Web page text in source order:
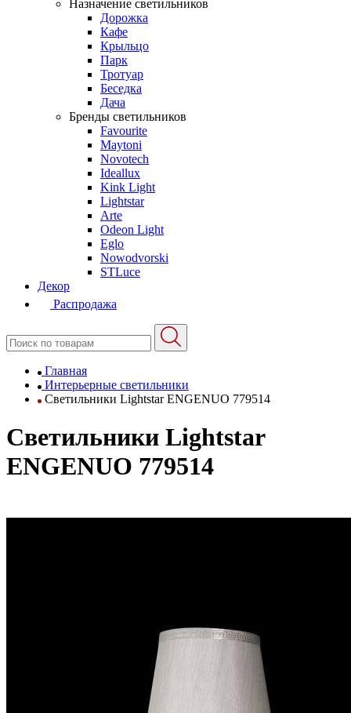
Назначение светильников
Дорожка
Кафе
Крыльцо
Парк
Тротуар
Беседка
Дача
Бренды светильников
Favourite
Maytoni
Novotech
Ideallux
Kink Light
Lightstar
Arte
Odeon Light
Eglo
Nowodvorski
STLuce
Декор
Распродажа
Главная
Интерьерные светильники
Светильники Lightstar ENGENUO 779514
Светильники Lightstar
ENGENUO 779514